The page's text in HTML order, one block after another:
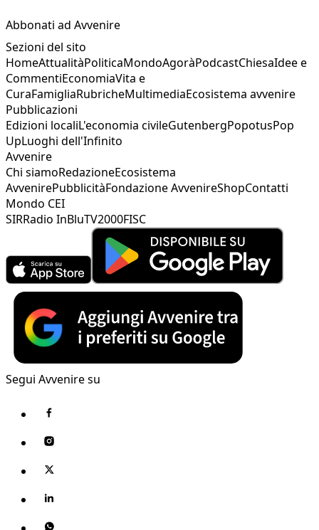
Abbonati ad Avvenire
Sezioni del sito
HomeAttualitàPoliticaMondoAgoràPodcastChiesaIdee e
CommentiEconomiaVita e
CuraFamigliaRubricheMultimediaEcosistema avvenire
Pubblicazioni
Edizioni localiL'economia civileGutenbergPopotusPop
UpLuoghi dell'Infinito
Avvenire
Chi siamoRedazioneEcosistema
AvvenirePubblicitàFondazione AvvenireShopContatti
Mondo CEI
SIRRadio InBluTV2000FISC
Segui Avvenire su